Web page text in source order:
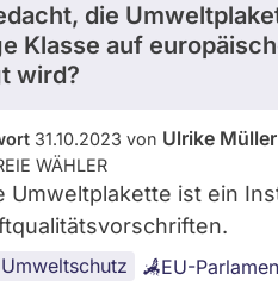
die
Klasse auf
wird?
31.10.2023 von Ulrike Müller
WÄHLER
Umweltplakette ist ein
Umweltschutz EU-